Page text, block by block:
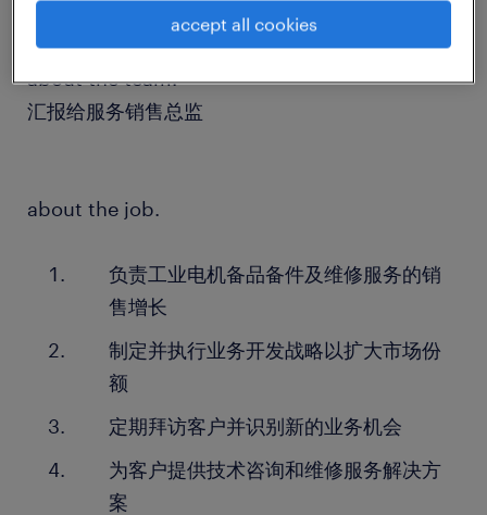
about the team.
汇报给服务销售总监
about the job.
负责工业电机备品备件及维修服务的销
售增长
制定并执行业务开发战略以扩大市场份
额
定期拜访客户并识别新的业务机会
为客户提供技术咨询和维修服务解决方
案
accept all cookies